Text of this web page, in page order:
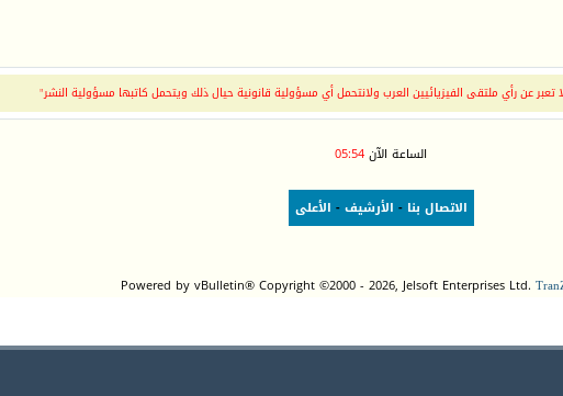
تعبر عن رأي ملتقى الفيزيائيين العرب ولانتحمل أي مسؤولية قانونية حيال ذلك ويتحمل كاتبها مسؤولية النشر"
الساعة الآن05:54
الاتصال بنا - الأرشيف- الأعلى
Powered by vBulletin® Copyright ©2000 - 2026, Jelsoft Enterprises Ltd.